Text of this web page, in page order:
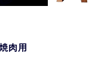
肉用